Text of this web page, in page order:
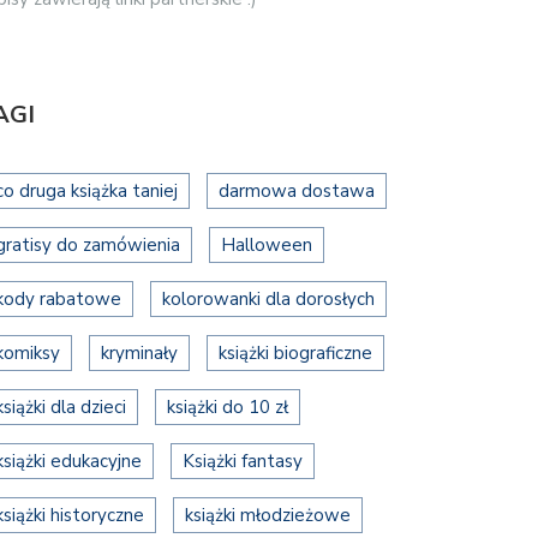
druga książka taniej darmowa dostawa
do zamówienia Halloween
rabatowe kolorowanki dla dorosłych
kryminały książki biograficzne
dla dzieci książki do 10 zł
edukacyjne Książki fantasy
historyczne książki młodzieżowe